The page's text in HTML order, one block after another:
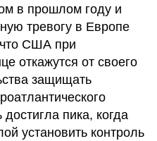
в прошлом году и
тревогу в Европе
что США при
откажутся от своего
защищать
пика, когда
установить контроль